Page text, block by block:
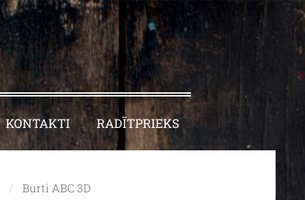
KONTAKTI RADĪTPRIEKS
Burti ABC 3D